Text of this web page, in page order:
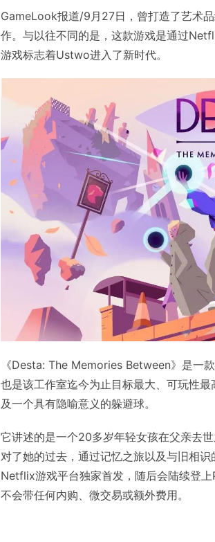
GameLook报道/9月27日，曾打造了艺术
作。与以往不同的是，这款游戏是通过
游戏标志着Ustwo进入了新时代。
《Desta: The Memories Between》是一
也是该工作室迄今为止目标最大、可玩性
及一个具有隐喻意义的躲避球。
它讲述的是一个20多岁年轻女孩在父亲去
对了她的过去，通过记忆之旅以及与旧相
Netflix游戏平台独家首发，随后会陆续登
不会带任何内购、微交易或额外费用。